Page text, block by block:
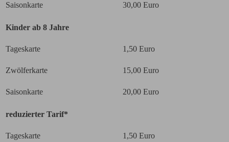
Saisonkarte 30,00 Euro
Kinder ab 8 Jahre
Tageskarte 1,50 Euro
Zwölferkarte 15,00 Euro
Saisonkarte 20,00 Euro
reduzierter Tarif*
Tageskarte 1,50 Euro